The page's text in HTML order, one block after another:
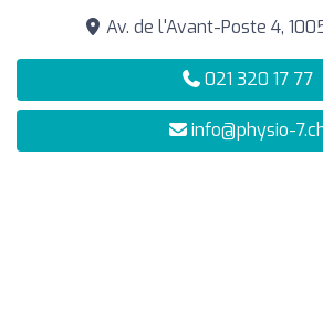
Av. de l'Avant-Poste 4,
021 320 17 77
info@physio-